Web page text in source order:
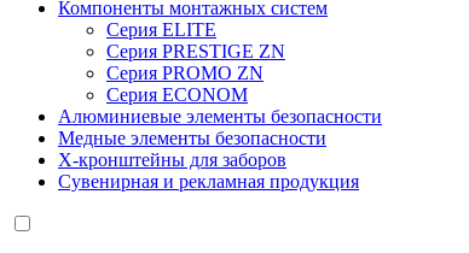
Компоненты монтажных систем
Серия ELITE
Серия PRESTIGE ZN
Серия PROMO ZN
Серия ECONOM
Алюминиевые элементы безопасности
Медные элементы безопасности
X-кронштейны для заборов
Сувенирная и рекламная продукция